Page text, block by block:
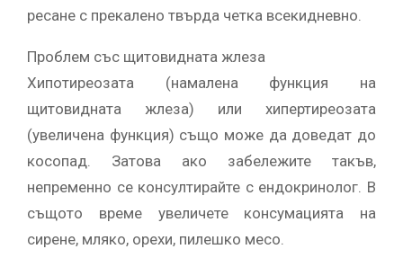
ресане с прекалено твърда четка всекидневно.
Проблем със щитовидната жлеза
Хипотиреозата (намалена функция на
щитовидната жлеза) или хипертиреозата
(увеличена функция) също може да доведат до
косопад. Затова ако забележите такъв,
непременно се консултирайте с ендокринолог. В
същото време увеличете консумацията на
сирене, мляко, орехи, пилешко месо.